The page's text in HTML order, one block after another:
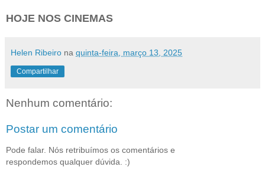
HOJE NOS CINEMAS
Helen Ribeiro na quinta-feira, março 13, 2025
Compartilhar
Nenhum comentário:
Postar um comentário
Pode falar. Nós retribuímos os comentários e
respondemos qualquer dúvida. :)